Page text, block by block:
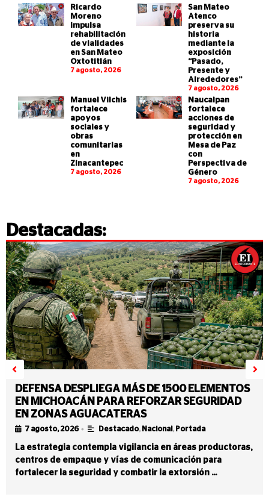
Ricardo
Moreno
impulsa
rehabilitación
de vialidades
en San Mateo
Oxtotitlán
7 agosto, 2026
San Mateo
Atenco
preserva su
historia
mediante la
exposición
“Pasado,
Presente y
Alrededores”
7 agosto, 2026
Manuel Vilchis
fortalece
apoyos
sociales y
obras
comunitarias
en
Zinacantepec
7 agosto, 2026
Naucalpan
fortalece
acciones de
seguridad y
protección en
Mesa de Paz
con
Perspectiva de
Género
7 agosto, 2026
Destacadas:
DEFENSA DESPLIEGA MÁS DE 1500 ELEMENTOS
EN MICHOACÁN PARA REFORZAR SEGURIDAD
EN ZONAS AGUACATERAS
7 agosto, 2026 • Destacado, Nacional , Portada
La estrategia contempla vigilancia en áreas productoras,
centros de empaque y vías de comunicación para
fortalecer la seguridad y combatir la extorsión …